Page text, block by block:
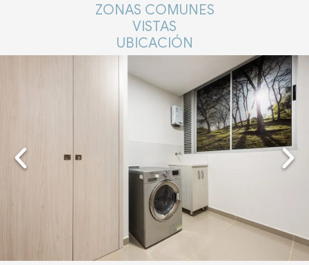
ZONAS COMUNES
VISTAS
UBICACIÓN